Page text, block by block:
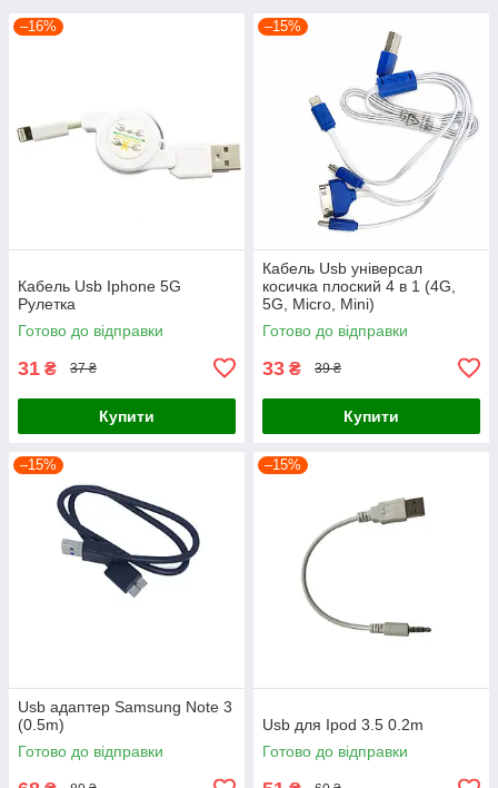
–16%
Кабель Usb Iphone 5G
Рулетка
Готово до відправки
31 ₴ 37 ₴
Купити
–15%
Кабель Usb універсал
косичка плоский 4 в 1 (4G,
5G, Micro, Mini)
Готово до відправки
33 ₴ 39 ₴
Купити
–15%
Usb адаптер Samsung Note 3
(0.5m)
Готово до відправки
–15%
Usb для Ipod 3.5 0.2m
Готово до відправки